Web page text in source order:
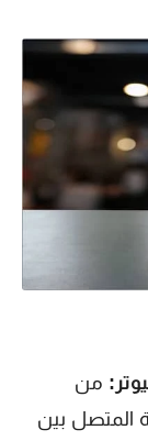
من
المتصل بين